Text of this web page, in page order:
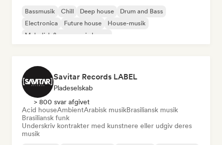
Bassmusik Chill Deep house
Drum and Bass
Electronica
Future house
House-musik
Melodisk & progressiv house
Savitar Records LABEL
Pladeselskab
> 800 svar afgivet
Acid houseAmbientArabisk musikBrasiliansk musik
Brasiliansk funk
Underskriv kontrakter med kunstnere eller udgiv deres
musik